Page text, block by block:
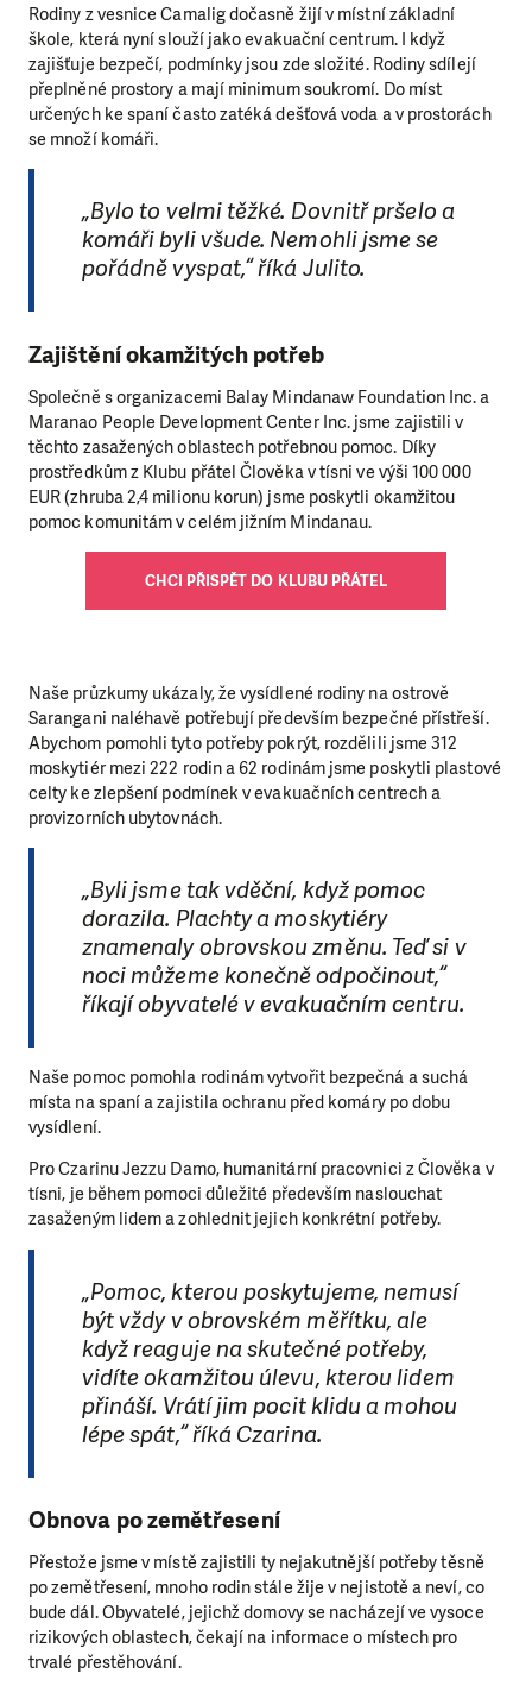
Rodiny z vesnice Camalig dočasně žijí v místní základní
škole, která nyní slouží jako evakuační centrum. I když
zajišťuje bezpečí, podmínky jsou zde složité. Rodiny sdílejí
přeplněné prostory a mají minimum soukromí. Do míst
určených ke spaní často zatéká dešťová voda a v prostorách
se množí komáři.
„Bylo to velmi těžké. Dovnitř pršelo a
komáři byli všude. Nemohli jsme se
pořádně vyspat,“ říká Julito.
Zajištění okamžitých potřeb
Společně s organizacemi Balay Mindanaw Foundation Inc. a
Maranao People Development Center Inc. jsme zajistili v
těchto zasažených oblastech potřebnou pomoc. Díky
prostředkům z Klubu přátel Člověka v tísni ve výši 100 000
EUR (zhruba 2,4 milionu korun) jsme poskytli okamžitou
pomoc komunitám v celém jižním Mindanau.
CHCI PŘISPĚT DO KLUBU PŘÁTEL
Naše průzkumy ukázaly, že vysídlené rodiny na ostrově
Sarangani naléhavě potřebují především bezpečné přístřeší.
Abychom pomohli tyto potřeby pokrýt, rozdělili jsme 312
moskytiér mezi 222 rodin a 62 rodinám jsme poskytli plastové
celty ke zlepšení podmínek v evakuačních centrech a
provizorních ubytovnách.
„Byli jsme tak vděční, když pomoc
dorazila. Plachty a moskytiéry
znamenaly obrovskou změnu. Teď si v
noci můžeme konečně odpočinout,“
říkají obyvatelé v evakuačním centru.
Naše pomoc pomohla rodinám vytvořit bezpečná a suchá
místa na spaní a zajistila ochranu před komáry po dobu
vysídlení.
Pro Czarinu Jezzu Damo, humanitární pracovnici z Člověka v
tísni, je během pomoci důležité především naslouchat
zasaženým lidem a zohlednit jejich konkrétní potřeby.
„Pomoc, kterou poskytujeme, nemusí
být vždy v obrovském měřítku, ale
když reaguje na skutečné potřeby,
vidíte okamžitou úlevu, kterou lidem
přináší. Vrátí jim pocit klidu a mohou
lépe spát,“ říká Czarina.
Obnova po zemětřesení
Přestože jsme v místě zajistili ty nejakutnější potřeby těsně
po zemětřesení, mnoho rodin stále žije v nejistotě a neví, co
bude dál. Obyvatelé, jejichž domovy se nacházejí ve vysoce
rizikových oblastech, čekají na informace o místech pro
trvalé přestěhování.